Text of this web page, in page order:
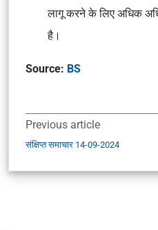
लागू करने के लिए अधिक
है।
Source: BS
Previous article
संक्षिप्त समाचार 14-09-2024